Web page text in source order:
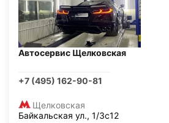
Автосервис Щелковская
+7 (495) 162-90-81
Щелковская
Байкальская ул., 1/3с12